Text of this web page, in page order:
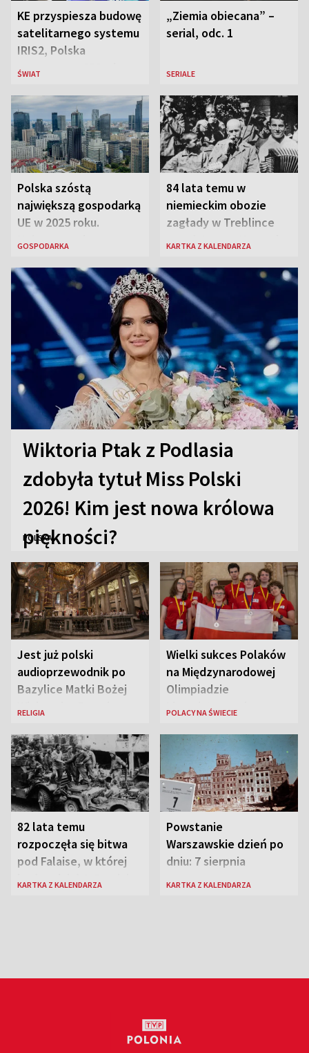
KE przyspiesza budowę
satelitarnego systemu
IRIS2, Polska
przeznaczy 656 mln
ŚWIAT
„Ziemia obiecana” –
serial, odc. 1
SERIALE
Polska szóstą
największą gospodarką
UE w 2025 roku.
Najnowsze dane
GOSPODARKA
84 lata temu w
niemieckim obozie
zagłady w Treblince
zmarł Janusz Korczak
KARTKA Z KALENDARZA
Wiktoria Ptak z Podlasia
zdobyła tytuł Miss Polski
2026! Kim jest nowa królowa
piękności?
POLSKA
Jest już polski
audioprzewodnik po
Bazylice Matki Bożej
Większej w Rzymie
RELIGIA
Wielki sukces Polaków
na Międzynarodowej
Olimpiadzie
Lingwistycznej
POLACY NA ŚWIECIE
82 lata temu
rozpoczęła się bitwa
pod Falaise, w której
brała udział 1. Dywizja
KARTKA Z KALENDARZA
Powstanie
Warszawskie dzień po
dniu: 7 sierpnia
KARTKA Z KALENDARZA